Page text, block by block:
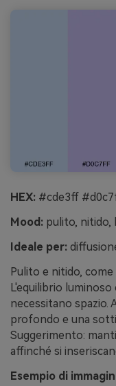
HEX: #cde3ff
Mood: pulito, nitido,
Ideale per:
Pulito e nitido,
L'equilibrio
necessitano spazio.
profondo e una
Suggerimento:
affinché si
Esempio di